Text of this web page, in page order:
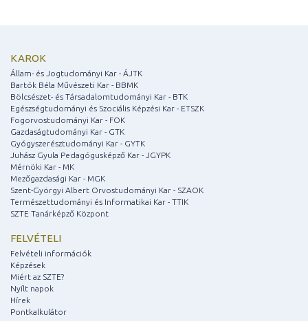
KAROK
Állam- és Jogtudományi Kar - ÁJTK
Bartók Béla Művészeti Kar - BBMK
Bölcsészet- és Társadalomtudományi Kar - BTK
Egészségtudományi és Szociális Képzési Kar - ETSZK
Fogorvostudományi Kar - FOK
Gazdaságtudományi Kar - GTK
Gyógyszerésztudományi Kar - GYTK
Juhász Gyula Pedagógusképző Kar - JGYPK
Mérnöki Kar - MK
Mezőgazdasági Kar - MGK
Szent-Györgyi Albert Orvostudományi Kar - SZAOK
Természettudományi és Informatikai Kar - TTIK
SZTE Tanárképző Központ
FELVÉTELI
Felvételi információk
Képzések
Miért az SZTE?
Nyílt napok
Hírek
Pontkalkulátor